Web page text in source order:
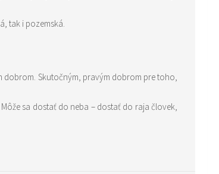
tak i pozemská.
dobrom. Skutočným, pravým dobrom pre toho,
sa dostať do neba – dostať do raja človek,